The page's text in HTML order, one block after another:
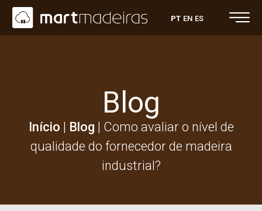
PT EN ES
Blog
Início | Blog | Como avaliar o nível de
qualidade do fornecedor de madeira
industrial?